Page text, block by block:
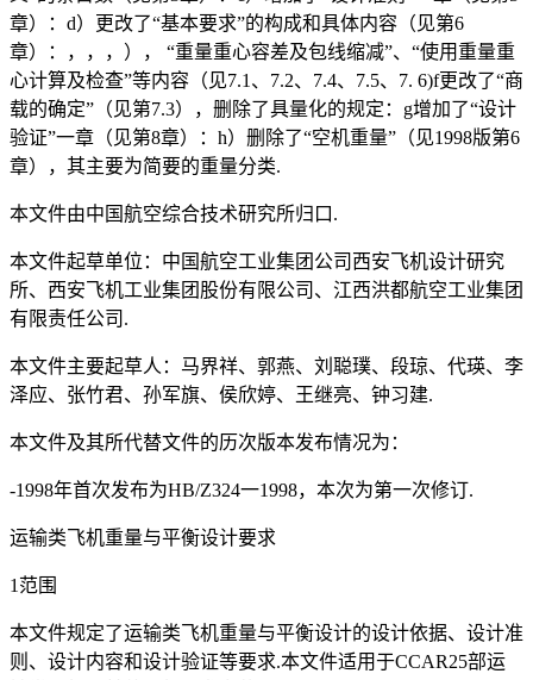
章）：d）更改了“基本要求”的构成和具体内容（见第6
章）：，，，）， “重量重心容差及包线缩减”、“使用重量重
心计算及检查”等内容（见7.1、7.2、7.4、7.5、7. 6)f更改了“商
载的确定”（见第7.3），删除了具量化的规定：g增加了“设计
验证”一章（见第8章）：h）删除了“空机重量”（见1998版第6
章），其主要为简要的重量分类.
本文件由中国航空综合技术研究所归口.
本文件起草单位：中国航空工业集团公司西安飞机设计研究
所、西安飞机工业集团股份有限公司、江西洪都航空工业集团
有限责任公司.
本文件主要起草人：马界祥、郭燕、刘聪璞、段琼、代瑛、李
泽应、张竹君、孙军旗、侯欣婷、王继亮、钟习建.
本文件及其所代替文件的历次版本发布情况为：
-1998年首次发布为HB/Z324一1998，本次为第一次修订.
运输类飞机重量与平衡设计要求
1范围
本文件规定了运输类飞机重量与平衡设计的设计依据、设计准
则、设计内容和设计验证等要求.本文件适用于CCAR25部运